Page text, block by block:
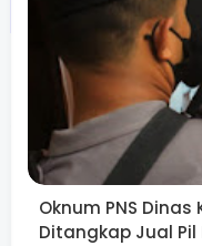
Menyambut makin
Cawabup Hj Nurul
memenangkan
mendatang.
bertambah ini, kami
Oknum PNS
Ditangkap Jual Pil